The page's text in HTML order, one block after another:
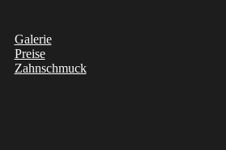
Galerie
Preise
Zahnschmuck